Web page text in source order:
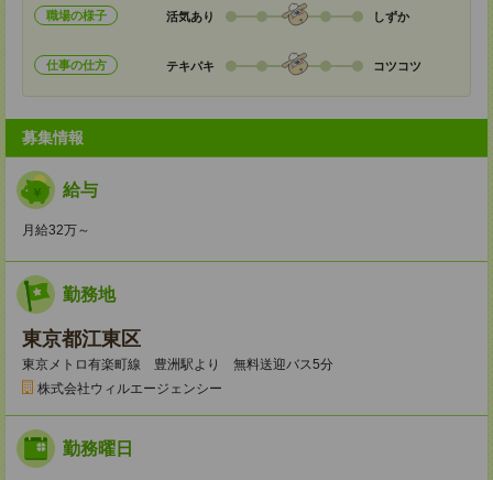
職場の様子 活気あり しずか
仕事の仕方 テキパキ コツコツ
募集情報
給与
月給32万～
勤務地
東京都江東区
東京メトロ有楽町線 豊洲駅より 無料送迎バス5分
株式会社ウィルエージェンシー
勤務曜日